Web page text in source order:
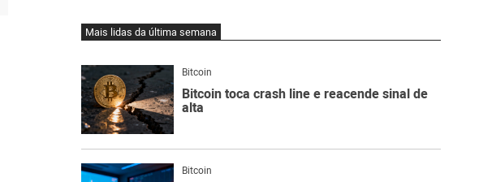
Mais lidas da última semana
Bitcoin
Bitcoin toca crash line e reacende sinal de
alta
Bitcoin